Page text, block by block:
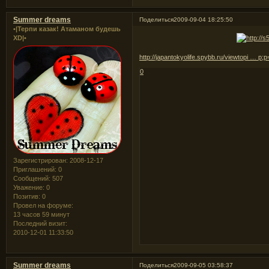
Поделиться2009-09-04 18:25:50
Summer dreams
•|Терпи казак! Атаманом будешь
XD|•
Зарегистрирован: 2008-12-17
Приглашений: 0
Сообщений: 507
Уважение: 0
Позитив: 0
Провел на форуме:
13 часов 59 минут
Последний визит:
2010-12-01 11:33:50
http://japantokyolife.spybb.ru/viewtopi …
0
Поделиться2009-09-05 03:58:37
Summer dreams